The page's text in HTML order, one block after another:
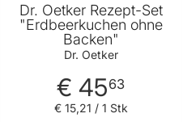
Dr. Oetker Rezept-Set
"Erdbeerkuchen ohne
Backen"
Dr. Oetker
€ 4563
€ 15,21 / 1 Stk